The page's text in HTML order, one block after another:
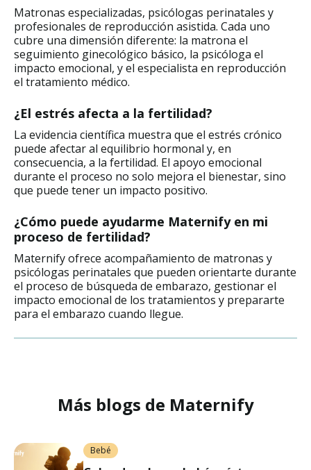
Matronas especializadas, psicólogas perinatales y
profesionales de reproducción asistida. Cada uno
cubre una dimensión diferente: la matrona el
seguimiento ginecológico básico, la psicóloga el
impacto emocional, y el especialista en reproducción
el tratamiento médico.
¿El estrés afecta a la fertilidad?
La evidencia científica muestra que el estrés crónico
puede afectar al equilibrio hormonal y, en
consecuencia, a la fertilidad. El apoyo emocional
durante el proceso no solo mejora el bienestar, sino
que puede tener un impacto positivo.
¿Cómo puede ayudarme Maternify en mi
proceso de fertilidad?
Maternify ofrece acompañamiento de matronas y
psicólogas perinatales que pueden orientarte durante
el proceso de búsqueda de embarazo, gestionar el
impacto emocional de los tratamientos y prepararte
para el embarazo cuando llegue.
Más blogs de Maternify
Bebé